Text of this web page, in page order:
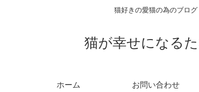
猫好きの愛猫の為のブログ
猫が幸せになる
ホーム お問い合わせ